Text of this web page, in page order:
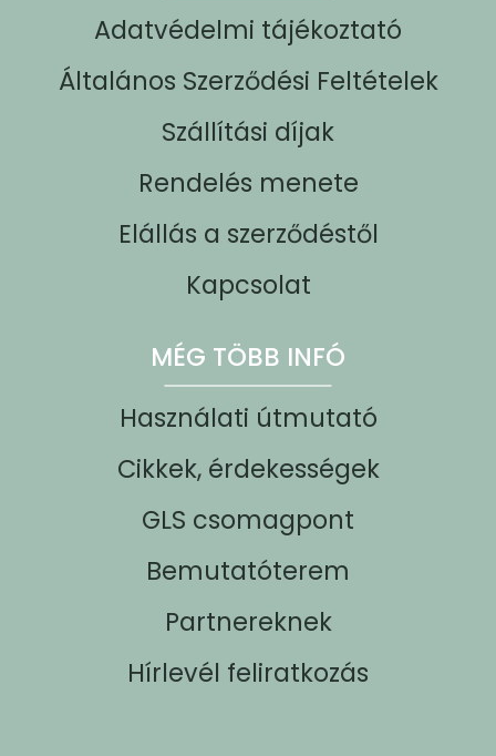
Adatvédelmi tájékoztató
Általános Szerződési Feltételek
Szállítási díjak
Rendelés menete
Elállás a szerződéstől
Kapcsolat
MÉG TÖBB INFÓ
Használati útmutató
Cikkek, érdekességek
GLS csomagpont
Bemutatóterem
Partnereknek
Hírlevél feliratkozás